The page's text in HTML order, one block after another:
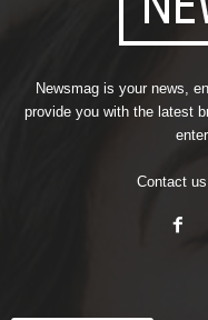
Newsmag is your news,
provide you with the latest
Contact